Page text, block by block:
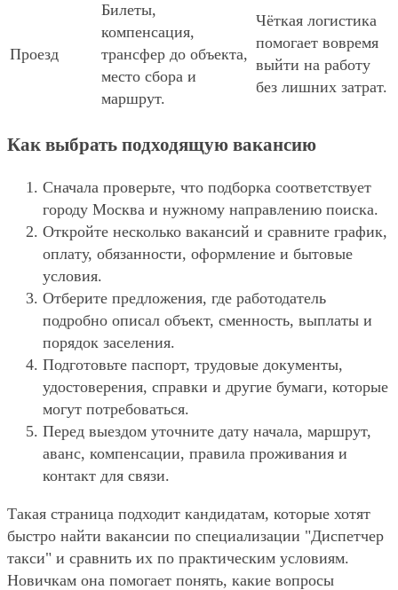
Проезд
Билеты,
компенсация,
трансфер до объекта,
место сбора и
маршрут.
Чёткая логистика
помогает вовремя
выйти на работу
без лишних затрат.
Как выбрать подходящую вакансию
Сначала проверьте, что подборка соответствует
городу Москва и нужному направлению поиска.
Откройте несколько вакансий и сравните график,
оплату, обязанности, оформление и бытовые
условия.
Отберите предложения, где работодатель
подробно описал объект, сменность, выплаты и
порядок заселения.
Подготовьте паспорт, трудовые документы,
удостоверения, справки и другие бумаги, которые
могут потребоваться.
Перед выездом уточните дату начала, маршрут,
аванс, компенсации, правила проживания и
контакт для связи.
Такая страница подходит кандидатам, которые хотят
быстро найти вакансии по специализации "Диспетчер
такси" и сравнить их по практическим условиям.
Новичкам она помогает понять, какие вопросы